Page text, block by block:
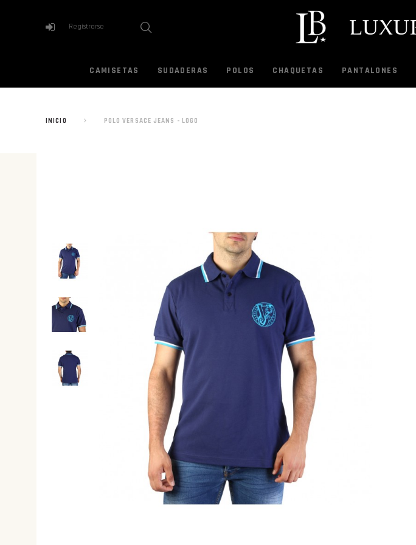
Registrarse
CAMISETAS SUDADERAS POLOS CHAQUETAS PANTALONES
INICIO POLO VERSACE JEANS - LOGO